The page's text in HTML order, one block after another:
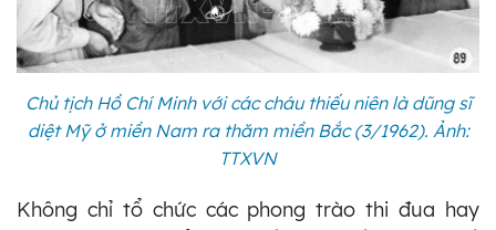
Chủ tịch Hồ Chí Minh với các cháu thiếu niên là dũng sĩ
diệt Mỹ ở miền Nam ra thăm miền Bắc (3/1962). Ảnh:
TTXVN
Không chỉ tổ chức các phong trào thi đua hay